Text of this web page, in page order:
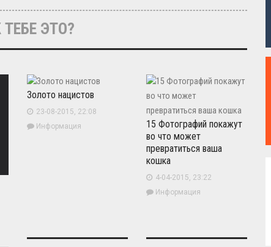
ЭТО?
Золото нацистов
23-08-2015, 22:08
Информация
15 Фотографий покажут
во что может
превратиться ваша
кошка
4-04-2015, 23:22
Информация